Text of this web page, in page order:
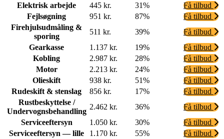
Elektrisk arbejde
445 kr. 31%
Få tilbud
Fejlsøgning
951 kr. 87%
Få tilbud
Firehjulsudmåling &
sporing
511 kr. 39%
Få tilbud
Gearkasse
1.137 kr. 19%
Få tilbud
Kobling
2.987 kr. 28%
Få tilbud
Motor
2.213 kr. 24%
Få tilbud
Olieskift
938 kr. 51%
Få tilbud
Rudeskift & stenslag
856 kr. 17%
Få tilbud
Rustbeskyttelse /
Undervognsbehandling
2.462 kr. 36%
Få tilbud
Serviceeftersyn
1.050 kr. 30%
Få tilbud
Serviceeftersyn — lille
1.170 kr. 55%
Få tilbud